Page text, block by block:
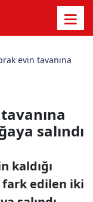
evin tavanına
salındı
kaldığı
fark edilen iki